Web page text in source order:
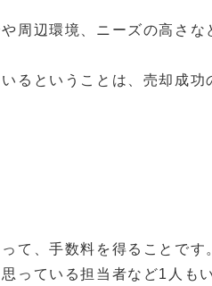
周辺環境、ニーズの高さ
るということは、売却成
て、手数料を得ることです
っている担当者など1人も